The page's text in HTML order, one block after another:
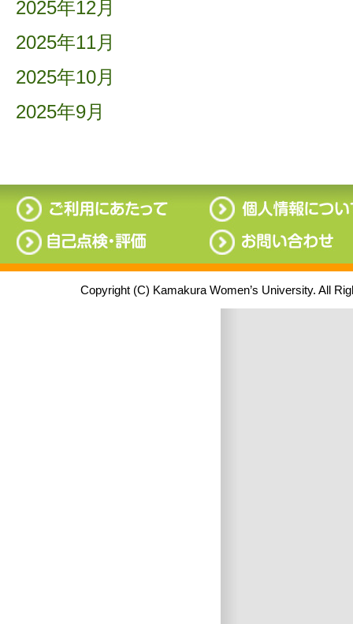
2025年12月
2025年11月
2025年10月
2025年9月
Copyright (C) Kamakura Women’s University. All